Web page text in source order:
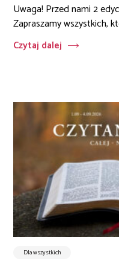
Uwaga! Przed nami 2
Zapraszamy wszystkich,
Czytaj dalej
Dla wszystkich